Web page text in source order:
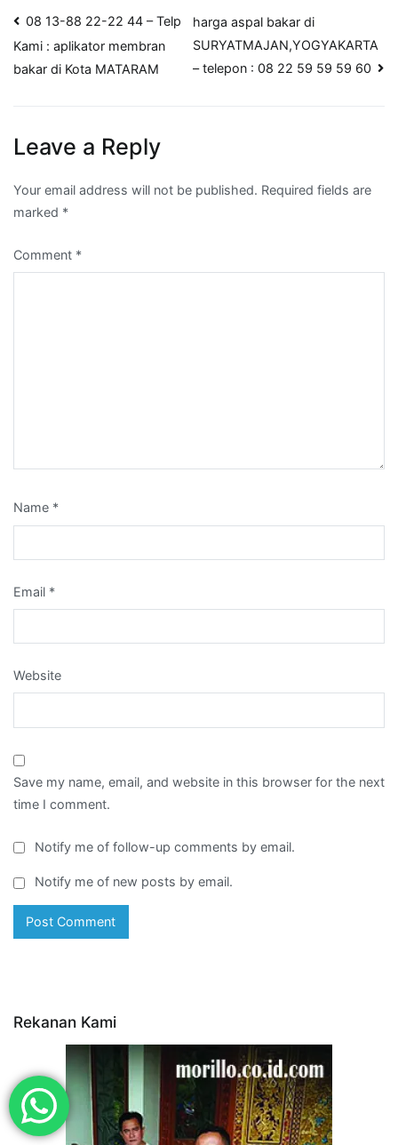
Post
navigation
08 13-88 22-22 44 – Telp
Kami : aplikator membran
bakar di Kota MATARAM
harga aspal bakar di
SURYATMAJAN,YOGYAKARTA
– telepon : 08 22 59 59 59 60
Leave a Reply
Your email address will not be published. Required fields are
marked *
Comment *
Name *
Email *
Website
Save my name, email, and website in this browser for the next
time I comment.
Notify me of follow-up comments by email.
Notify me of new posts by email.
Rekanan Kami